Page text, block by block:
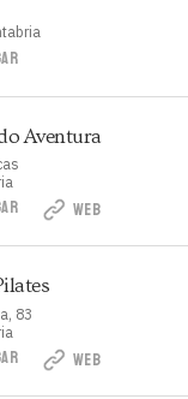
Aventura
WEB
83
WEB